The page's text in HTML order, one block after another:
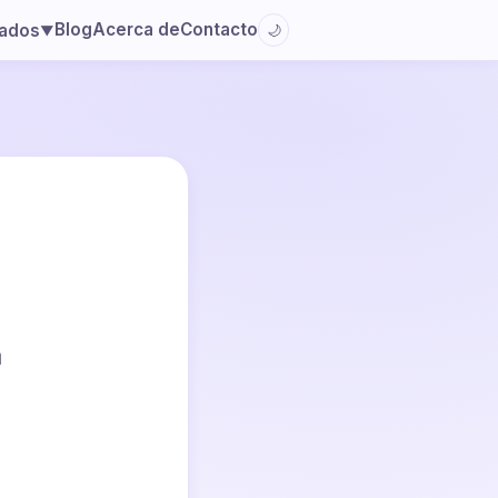
▼BlogAcerca deContacto 🌙